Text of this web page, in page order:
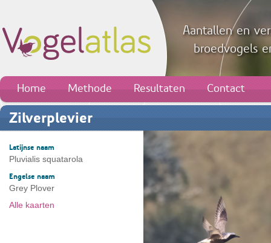
Aantallen en
broedvogels
Home Methode Resultaten Contact
Zilverplevier
Latijnse naam
Pluvialis squatarola
Engelse naam
Grey Plover
Alle kaarten